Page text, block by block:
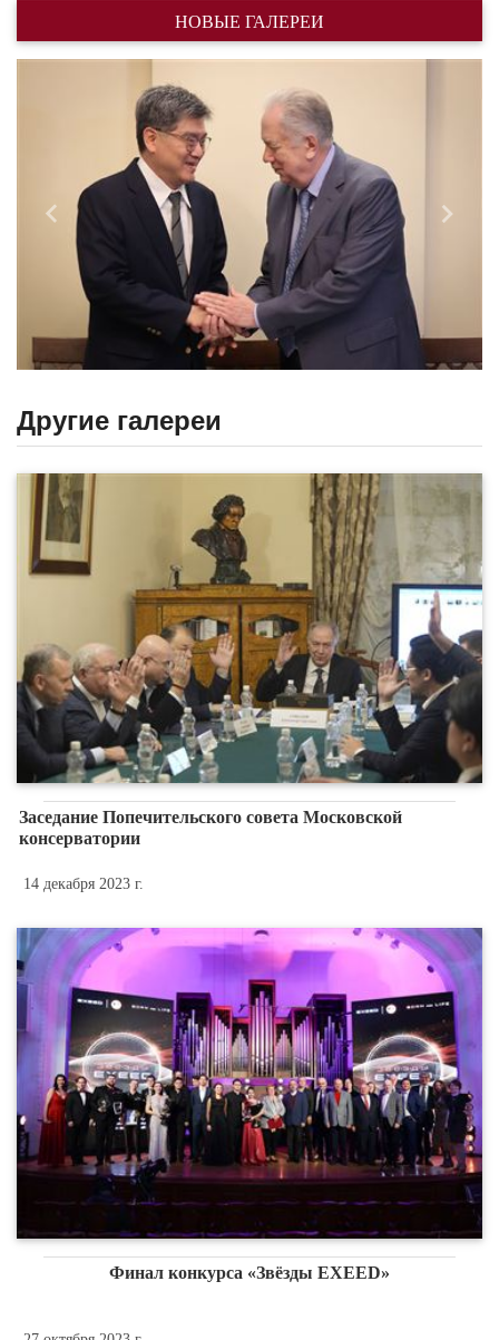
НОВЫЕ ГАЛЕРЕИ
Назад
Другие галереи
Заседание Попечительского совета Московской
консерватории
14 декабря 2023 г.
Финал конкурса «Звёзды EXEED»